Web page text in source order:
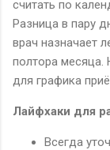
считать по
Разница в пару
врач назначает
полтора месяца.
для графика
Лайфхаки для
Всегда